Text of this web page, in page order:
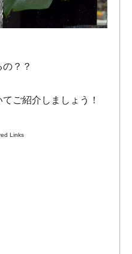
？？
てご紹介しましょう！
Links